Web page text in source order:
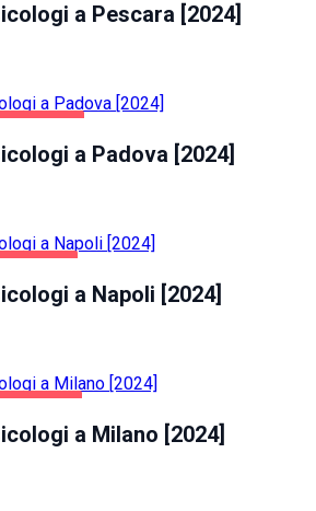
a Pescara [2024]
a Padova [2024]
a Napoli [2024]
a Milano [2024]